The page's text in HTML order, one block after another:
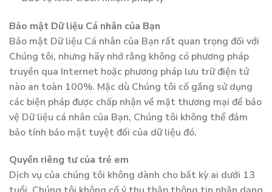
Bảo mật Dữ liệu Cá nhân của Bạn
Bảo mật Dữ liệu Cá nhân của Bạn rất quan trọng đối với
Chúng tôi, nhưng hãy nhớ rằng không có phương pháp
truyền qua Internet hoặc phương pháp lưu trữ điện tử
nào an toàn 100%. Mặc dù Chúng tôi cố gắng sử dụng
các biện pháp được chấp nhận về mặt thương mại để bảo
vệ Dữ liệu cá nhân của Bạn, Chúng tôi không thể đảm
bảo tính bảo mật tuyệt đối của dữ liệu đó.
Quyền riêng tư của trẻ em
Dịch vụ của chúng tôi không dành cho bất kỳ ai dưới 13